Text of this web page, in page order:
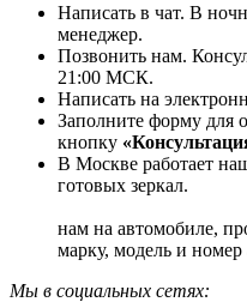
Написать в чат. В
менеджер.
Позвонить нам.
21:00 МСК.
Написать на
Заполните форму для
кнопку
В Москве работает
нам на автомобиле,
марку, модель и номер
Мы в социальных сетях: